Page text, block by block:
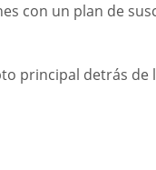
con un plan de
principal detrás de